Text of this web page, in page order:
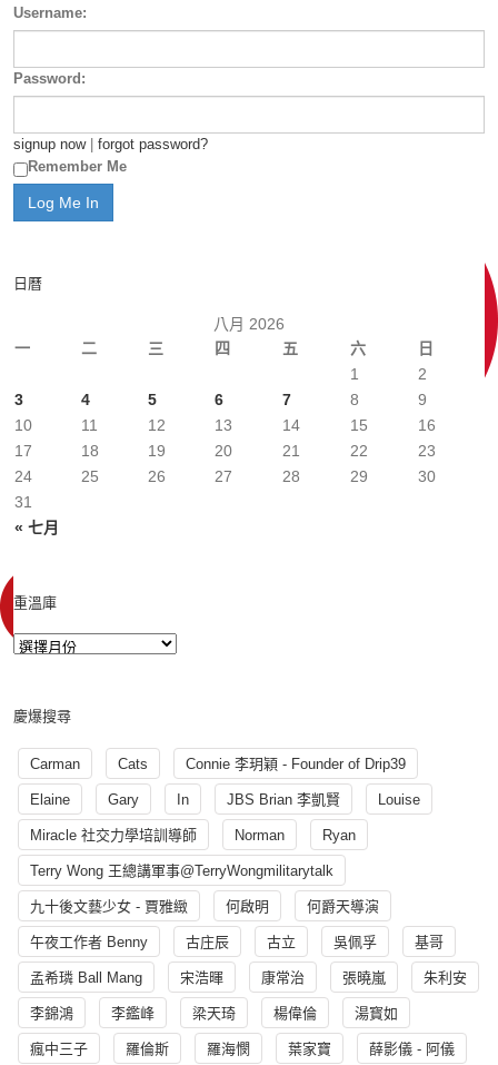
Username:
Password:
signup now| forgot password?
Remember Me
日曆
八月 2026
一
二 三 四 五 六 日
« 七月
1
2
3
4 5 6 7 8
9
10
11 12 13 14 15
16
17
18 19 20 21 22
23
24
25 26 27 28 29
30
31
重溫庫
慶爆搜尋
Carman Cats Connie 李玥穎 - Founder of Drip39
Elaine Gary In JBS Brian 李凱賢 Louise
Miracle 社交力學培訓導師 Norman Ryan
Terry Wong 王總講軍事@TerryWongmilitarytalk
九十後文藝少女 - 賈雅緻 何啟明 何爵天導演
午夜工作者 Benny 古庄辰 古立 吳佩孚 基哥
孟希璘 Ball Mang 宋浩暉 康常治 張曉嵐 朱利安
李錦鴻 李鑑峰 梁天琦 楊偉倫 湯寳如
瘋中三子 羅倫斯 羅海憫 葉家寶 薛影儀 - 阿儀